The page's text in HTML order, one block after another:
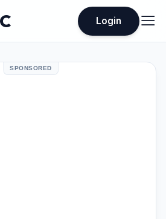
Login
SPONSORED